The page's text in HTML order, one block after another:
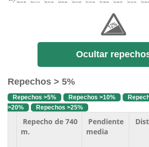
Ocultar
Repechos > 5%
Repechos >5% Repechos >10%
>20%
Repechos >25%
Repecho de 740
m.
Pendiente
media